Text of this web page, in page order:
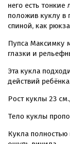
него есть
положив куклу в
спиной, как
Пупса Максимку
глазки и
Эта кукла
действий
Рост куклы 23
Тело куклы
Кукла полностью